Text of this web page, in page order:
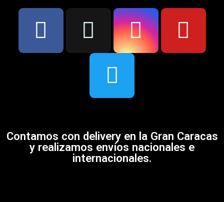
Contamos con delivery en la Gran Caracas
y realizamos envíos nacionales e
internacionales.